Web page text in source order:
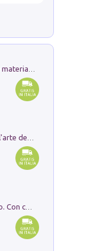
Ricerche dei dottorandi in storia dell'arte della Sapienza